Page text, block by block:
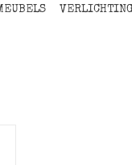
VERLICHTING